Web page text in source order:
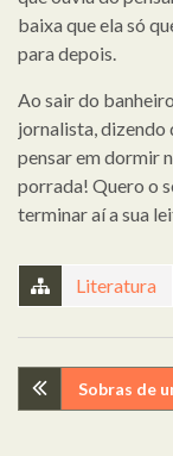
baixa que ela só
para depois.
Ao sair do
jornalista, dizendo
pensar em dormir
porrada! Quero o
terminar aí a sua
Literatura
Sobras de